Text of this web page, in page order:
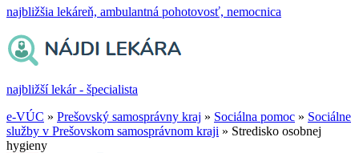
najbližšia lekáreň, ambulantná pohotovosť, nemocnica
najbližší lekár - špecialista
e-VÚC » Prešovský samosprávny kraj » Sociálna pomoc » Sociálne
služby v Prešovskom samosprávnom kraji » Stredisko osobnej
hygieny